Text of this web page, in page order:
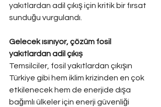
yakıtlardan adil çıkış için kritik bir fırsat
sunduğu vurgulandı.
Gelecek ısınıyor, çözüm fosil
yakıtlardan adil çıkış
Temsilciler, fosil yakıtlardan çıkışın
Türkiye gibi hem iklim krizinden en çok
etkilenecek hem de enerjide dışa
bağımlı ülkeler için enerji güvenliği